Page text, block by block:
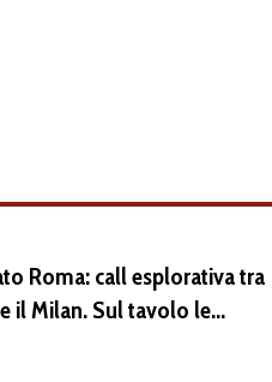
Roma: call esplorativa tra
il Milan. Sul tavolo le
e Soulé